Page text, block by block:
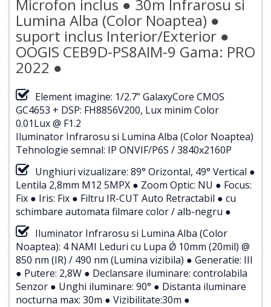
Microfon inclus ● 30m Infrarosu si
Lumina Alba (Color Noaptea) ●
suport inclus Interior/Exterior ●
OOGIS CEB9D-PS8AIM-9 Gama: PRO
2022 ●
Element imagine: 1/2.7” GalaxyCore CMOS
GC4653 + DSP: FH8856V200, Lux minim Color
0.01Lux @ F1.2
Iluminator Infrarosu si Lumina Alba (Color Noaptea)
Tehnologie semnal: IP ONVIF/P6S / 3840x2160P
Unghiuri vizualizare: 89° Orizontal, 49° Vertical ●
Lentila 2,8mm M12 5MPX ● Zoom Optic: NU ● Focus:
Fix ● Iris: Fix ● Filtru IR-CUT Auto Retractabil ● cu
schimbare automata filmare color / alb-negru ●
Iluminator Infrarosu si Lumina Alba (Color
Noaptea): 4 NAMI Leduri cu Lupa Ǿ 10mm (20mil) @
850 nm (IR) / 490 nm (Lumina vizibila) ● Generatie: III
● Putere: 2,8W ● Declansare iluminare: controlabila
Senzor ● Unghi iluminare: 90° ● Distanta iluminare
nocturna max: 30m ● Vizibilitate:30m ●